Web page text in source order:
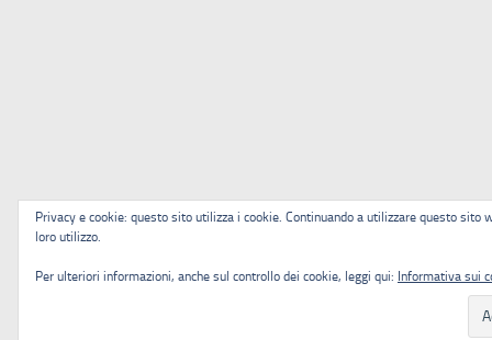
Privacy e cookie: questo sito utilizza i cookie. Continuando a utilizzare questo sito
loro utilizzo.
Per ulteriori informazioni, anche sul controllo dei cookie, leggi qui: Informativa sui